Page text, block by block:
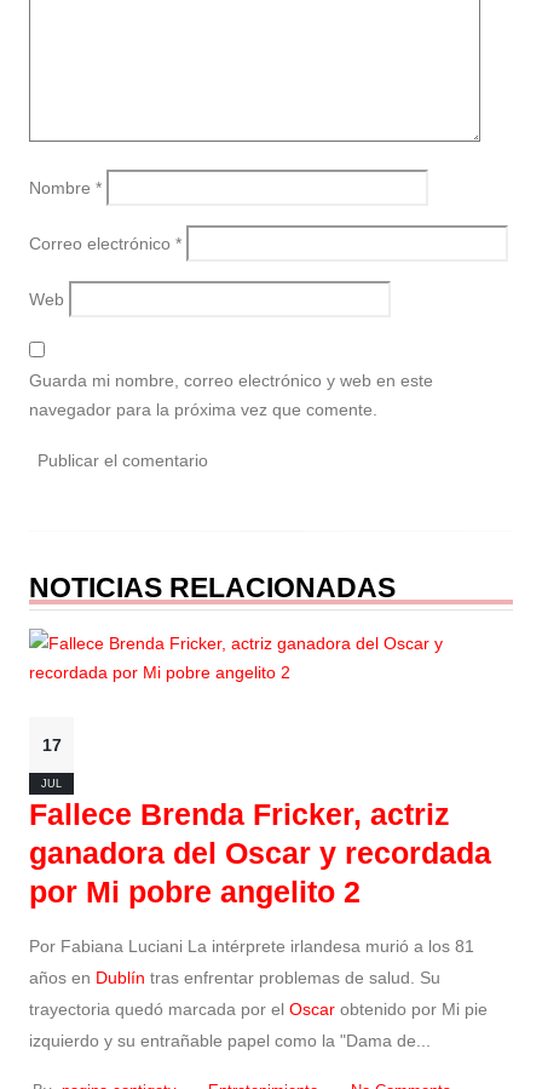
Nombre *
Correo electrónico *
Web
Guarda mi nombre, correo electrónico y web en este
navegador para la próxima vez que comente.
NOTICIAS RELACIONADAS
17
JUL
Fallece Brenda Fricker, actriz
ganadora del Oscar y recordada
por Mi pobre angelito 2
Por Fabiana Luciani La intérprete irlandesa murió a los 81
años en Dublín tras enfrentar problemas de salud. Su
trayectoria quedó marcada por el Oscar obtenido por Mi pie
izquierdo y su entrañable papel como la "Dama de...